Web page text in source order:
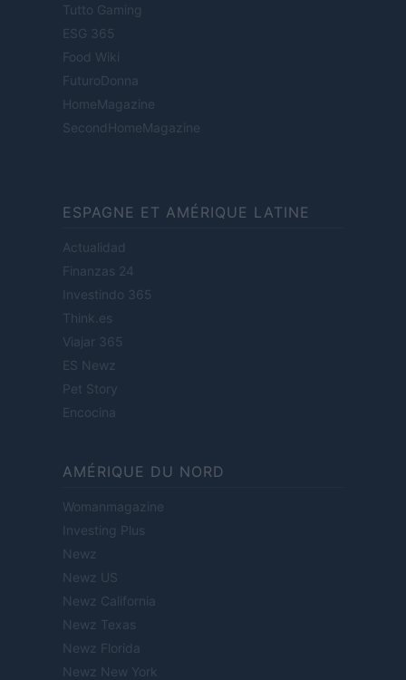
Tutto Gaming
ESG 365
Food Wiki
FuturoDonna
HomeMagazine
SecondHomeMagazine
ESPAGNE ET AMÉRIQUE LATINE
Actualidad
Finanzas 24
Investindo 365
Think.es
Viajar 365
ES Newz
Pet Story
Encocina
AMÉRIQUE DU NORD
Womanmagazine
Investing Plus
Newz
Newz US
Newz California
Newz Texas
Newz Florida
Newz New York